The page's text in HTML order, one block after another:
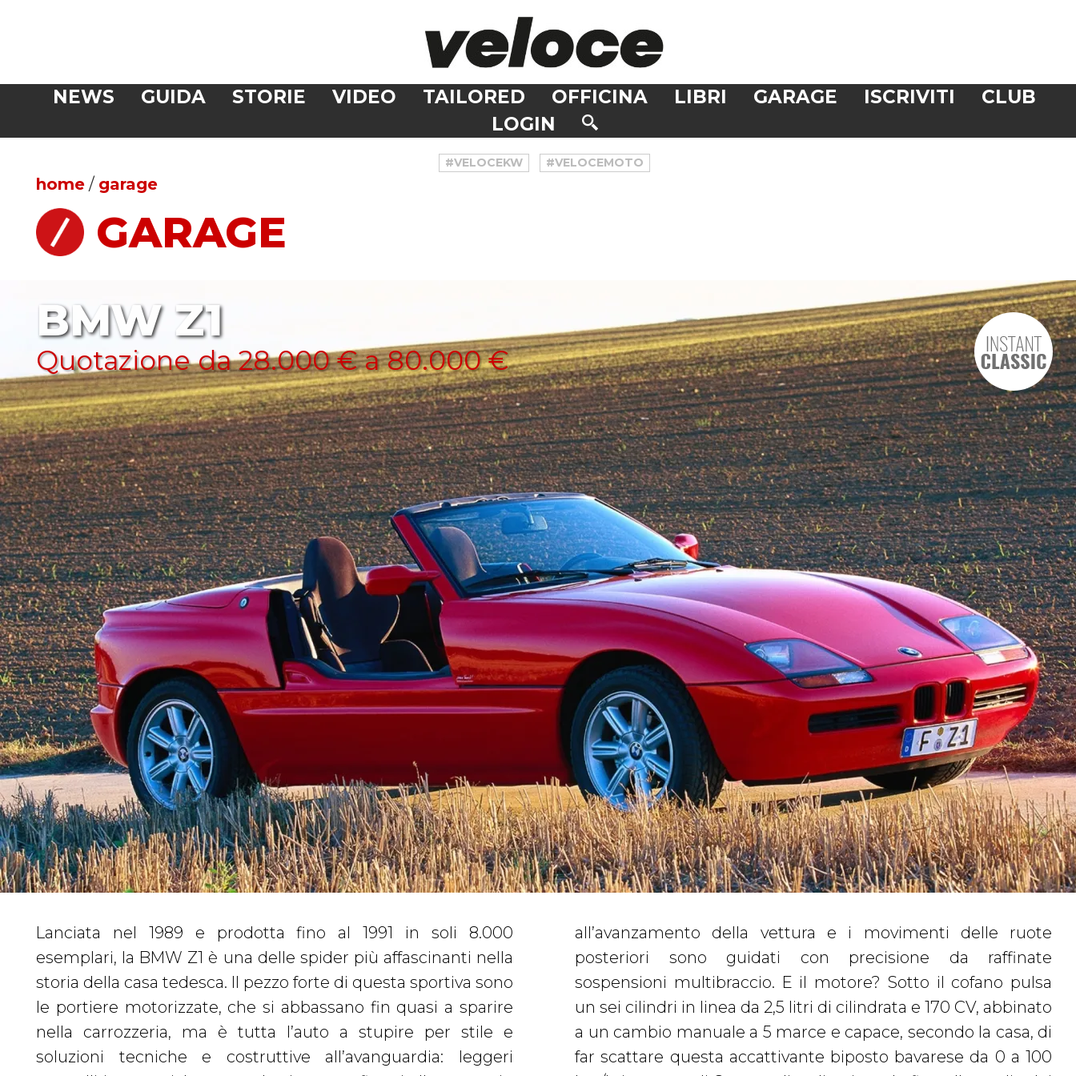
NEWS GUIDA STORIE VIDEO TAILORED OFFICINA LIBRI GARAGE ISCRIVITI
CLUB
LOGIN
#VELOCEKW #VELOCEMOTO
home / garage
GARAGE
BMW Z1
Quotazione da 28.000 € a 80.000 €
Lanciata nel 1989 e prodotta fino al 1991 in soli 8.000
esemplari, la BMW Z1 è una delle spider più affascinanti nella
storia della casa tedesca. Il pezzo forte di questa sportiva sono
le portiere motorizzate, che si abbassano fin quasi a sparire
nella carrozzeria, ma è tutta l’auto a stupire per stile e
soluzioni tecniche e costruttive all’avanguardia: leggeri
all’avanzamento della vettura e i movimenti delle ruote
posteriori sono guidati con precisione da raffinate
sospensioni multibraccio. E il motore? Sotto il cofano pulsa
un sei cilindri in linea da 2,5 litri di cilindrata e 170 CV, abbinato
a un cambio manuale a 5 marce e capace, secondo la casa, di
far scattare questa accattivante biposto bavarese da 0 a 100